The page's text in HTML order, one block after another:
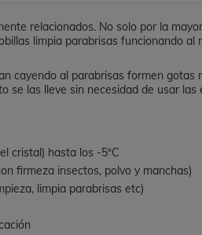
relacionados. No solo por la
limpia parabrisas funcionando
cayendo al parabrisas formen gotas
se las lleve sin necesidad de usar las
cristal) hasta los -5ºC
firmeza insectos, polvo y manchas)
limpia parabrisas etc)